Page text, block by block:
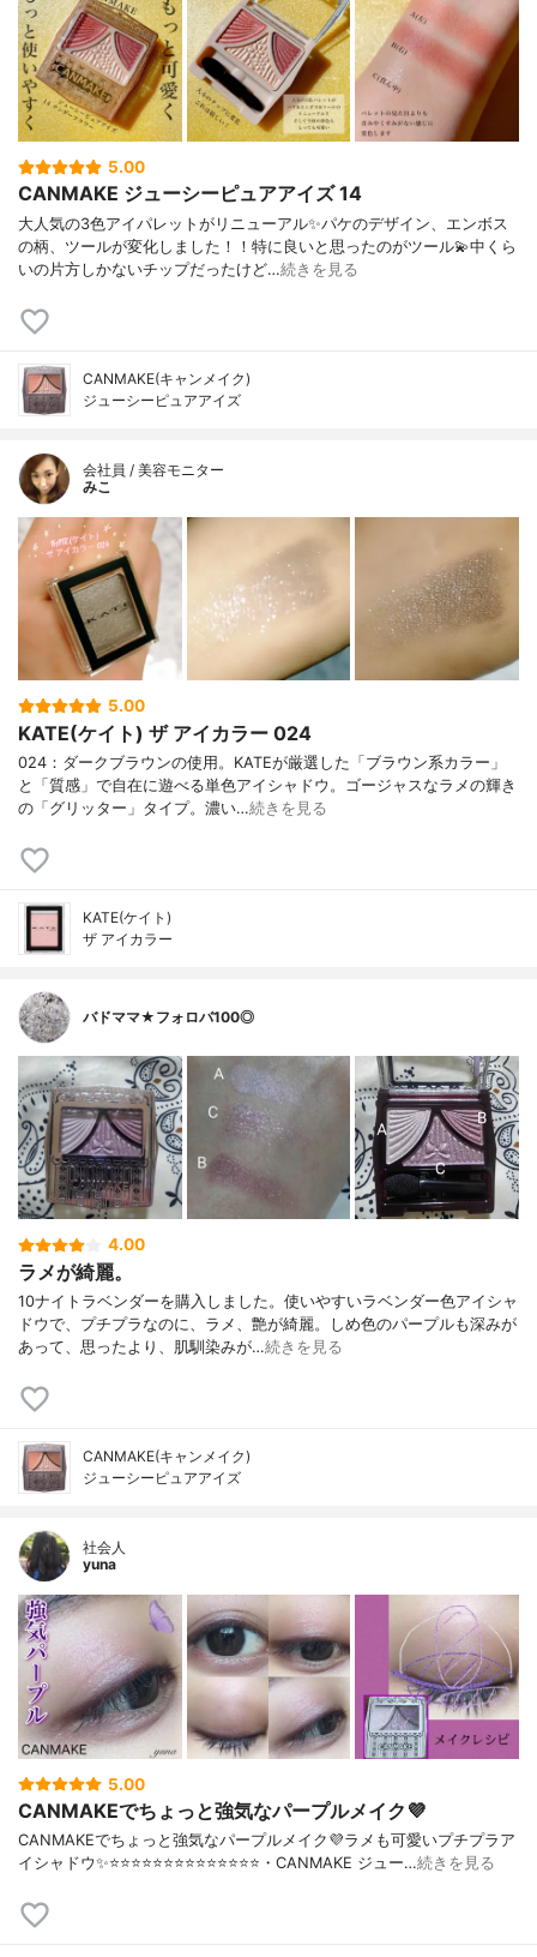
5.00
CANMAKE ジューシーピュアアイズ 14
大人気の3色アイパレットがリニューアル✨パケのデザイン、エンボス
の柄、ツールが変化しました！！特に良いと思ったのがツール💫中くら
いの片方しかないチップだったけど…続きを見る
CANMAKE(キャンメイク)
ジューシーピュアアイズ
会社員 / 美容モニター
みこ
5.00
KATE(ケイト) ザ アイカラー 024
024：ダークブラウンの使用。KATEが厳選した「ブラウン系カラー」
と「質感」で自在に遊べる単色アイシャドウ。ゴージャスなラメの輝き
の「グリッター」タイプ。濃い…続きを見る
KATE(ケイト)
ザ アイカラー
バドママ★フォロバ100◎
4.00
ラメが綺麗。
10ナイトラベンダーを購入しました。使いやすいラベンダー色アイシャ
ドウで、プチプラなのに、ラメ、艶が綺麗。しめ色のパープルも深みが
あって、思ったより、肌馴染みが…続きを見る
CANMAKE(キャンメイク)
ジューシーピュアアイズ
社会人
yuna
5.00
CANMAKEでちょっと強気なパープルメイク💜
CANMAKEでちょっと強気なパープルメイク💜ラメも可愛いプチプラア
イシャドウ✨⭐️⭐️⭐️⭐️⭐️⭐️⭐️⭐️⭐️⭐️⭐️⭐️⭐️⭐️・CANMAKE ジュー…続きを見る